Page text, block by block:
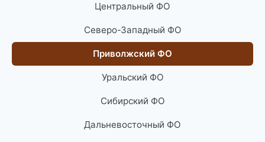
Центральный ФО
Северо-Западный ФО
Приволжский ФО
Уральский ФО
Сибирский ФО
Дальневосточный ФО